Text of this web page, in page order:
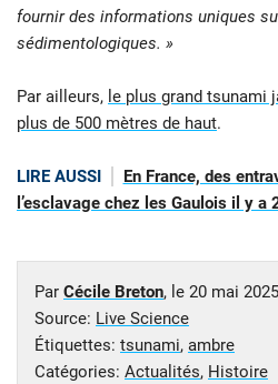
fournir des informations uniques
sédimentologiques. »
Par ailleurs, le plus grand
plus de 500 mètres de haut.
LIRE AUSSI
En France, des
l’esclavage chez les Gaulois il y a
Par Cécile Breton, le 20 mai 2025
Source: Live Science
Étiquettes: tsunami, ambre
Catégories: Actualités, Histoire